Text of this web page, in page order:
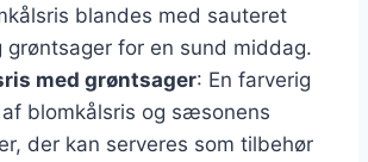
blandes med sauteret
grøntsager for en sund middag.
med grøntsager: En farverig
blomkålsris og sæsonens
der kan serveres som tilbehør